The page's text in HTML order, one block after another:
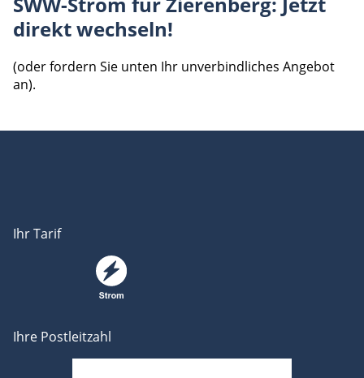
direkt wechseln!
(oder fordern Sie unten Ihr unverbindliches Angebot
an).
Ihr Tarif
Ihre Postleitzahl